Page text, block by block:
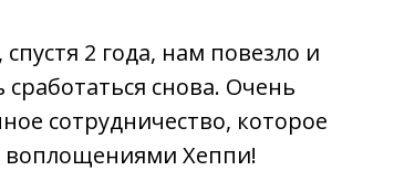
2 года, нам повезло и
сработаться снова. Очень
сотрудничество, которое
воплощениями Хеппи!